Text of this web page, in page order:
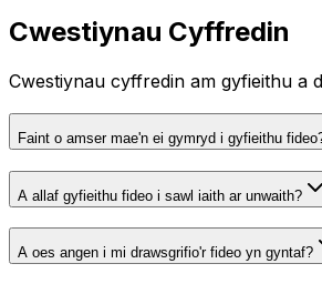
Cwestiynau Cyffredin
Cwestiynau cyffredin am gyfieithu a
Faint o amser mae'n ei gymryd i gyfieithu
A allaf gyfieithu fideo i sawl iaith ar unwaith?
A oes angen i mi drawsgrifio'r fideo yn gyntaf?